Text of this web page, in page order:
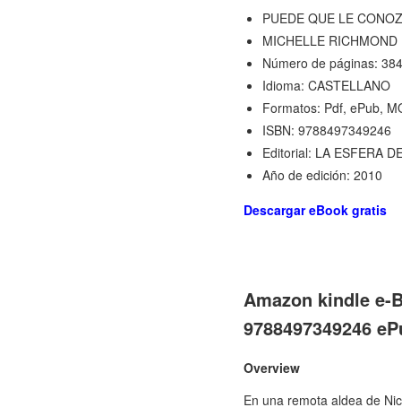
PUEDE QUE LE
MICHELLE RICHMOND
Número de páginas: 384
Idioma: CASTELLANO
Formatos: Pdf, ePub,
ISBN: 9788497349246
Editorial: LA ESFERA
Año de edición: 2010
Descargar eBook gratis
Amazon kindle e-
9788497349246
Overview
En una remota aldea de